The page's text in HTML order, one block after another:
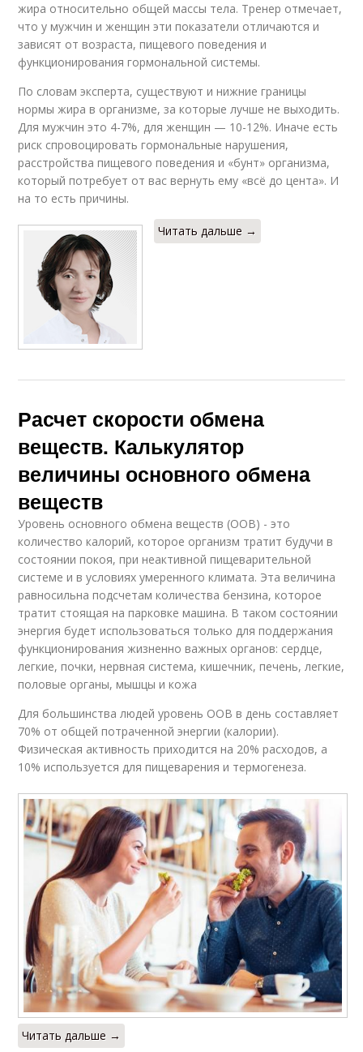
жира относительно общей массы тела. Тренер отмечает,
что у мужчин и женщин эти показатели отличаются и
зависят от возраста, пищевого поведения и
функционирования гормональной системы.
По словам эксперта, существуют и нижние границы
нормы жира в организме, за которые лучше не выходить.
Для мужчин это 4-7%, для женщин — 10-12%. Иначе есть
риск спровоцировать гормональные нарушения,
расстройства пищевого поведения и «бунт» организма,
который потребует от вас вернуть ему «всё до цента». И
на то есть причины.
Читать дальше →
Расчет скорости обмена
веществ. Калькулятор
величины основного обмена
веществ
Уровень основного обмена веществ (ООВ) - это
количество калорий, которое организм тратит будучи в
состоянии покоя, при неактивной пищеварительной
системе и в условиях умеренного климата. Эта величина
равносильна подсчетам количества бензина, которое
тратит стоящая на парковке машина. В таком состоянии
энергия будет использоваться только для поддержания
функционирования жизненно важных органов: сердце,
легкие, почки, нервная система, кишечник, печень, легкие,
половые органы, мышцы и кожа
Для большинства людей уровень ООВ в день составляет
70% от общей потраченной энергии (калории).
Физическая активность приходится на 20% расходов, а
10% используется для пищеварения и термогенеза.
Читать дальше →